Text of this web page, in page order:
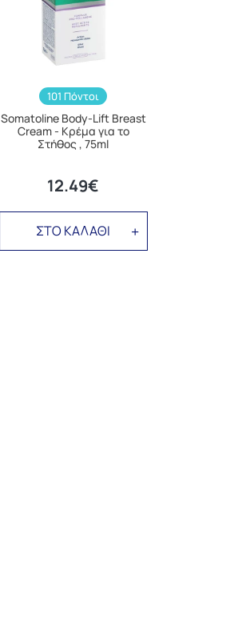
101 Πόντοι
Somatoline Body-Lift Breast
Cream - Κρέμα για το
Στήθος , 75ml
12.49€
ΣΤΟ ΚΑΛΑΘΙ